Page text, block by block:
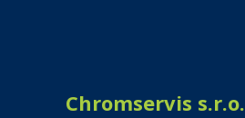
Chromservis s.r.o.